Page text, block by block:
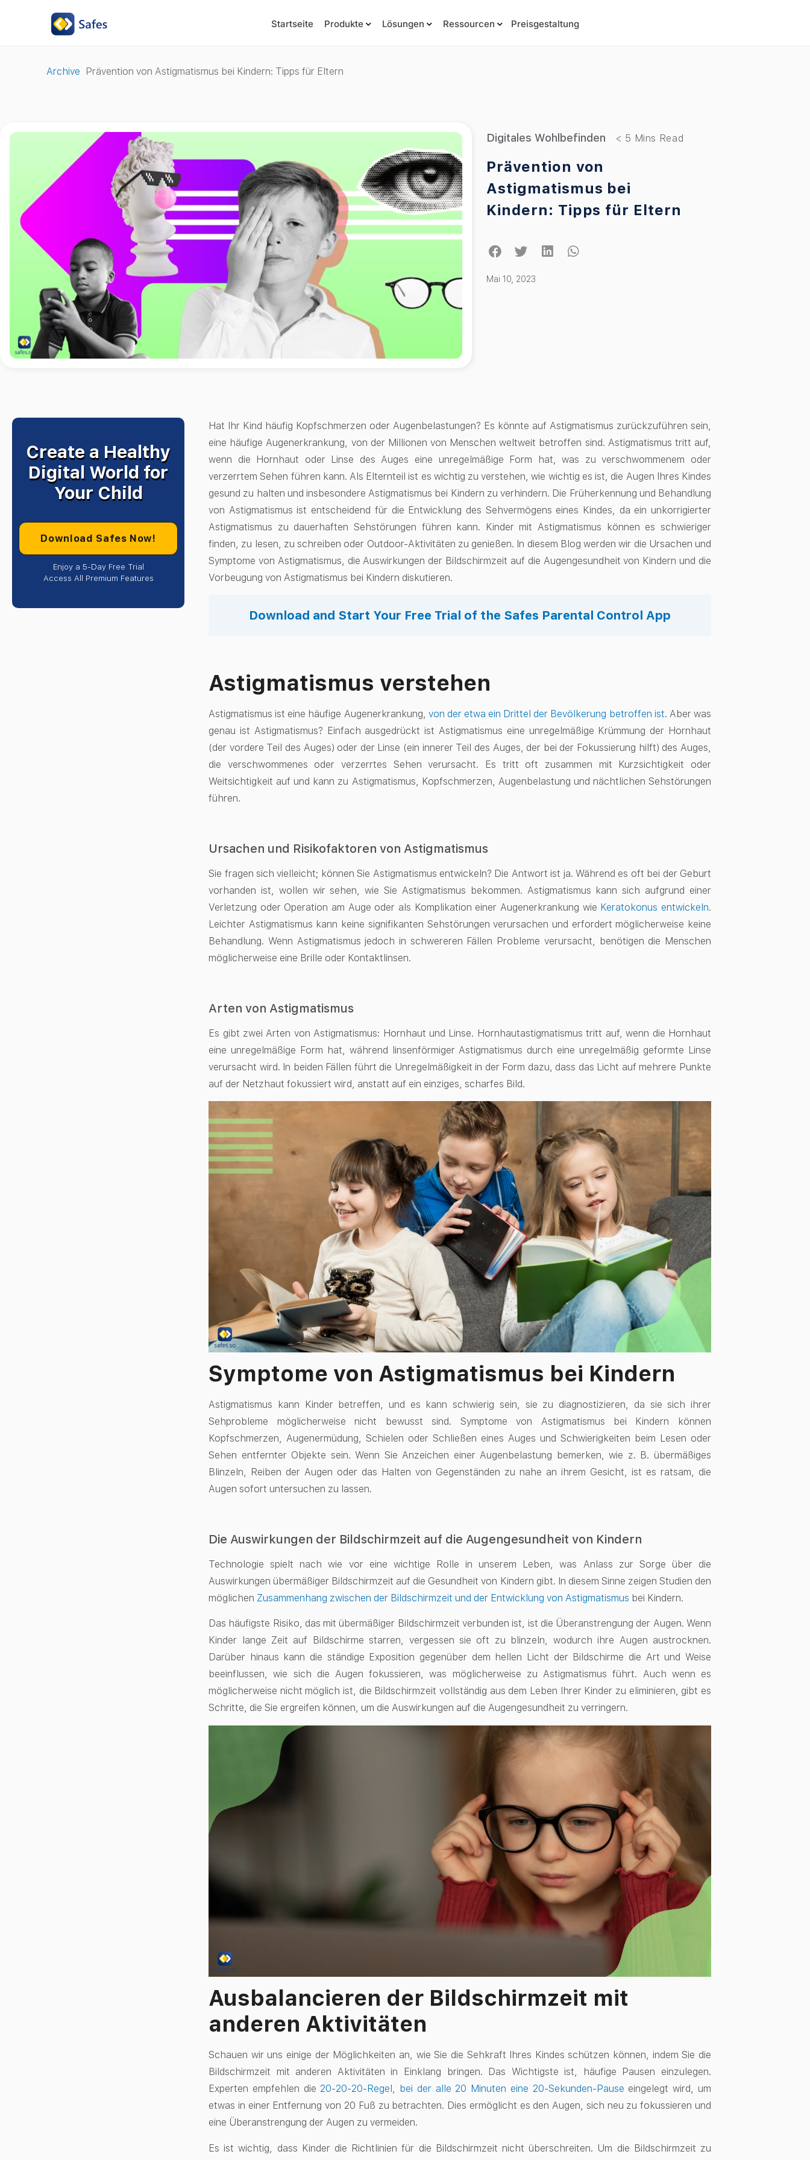
Startseite Produkte Lösungen Ressourcen Preisgestaltung
Archive Prävention von Astigmatismus bei Kindern: Tipps für Eltern
Digitales Wohlbefinden
Prävention von
Astigmatismus bei
Kindern: Tipps für Eltern
Mai 10, 2023
Create a Healthy
Digital World for
Your Child
Download Safes Now!
Enjoy a 5-Day Free Trial
Access All Premium Features
Hat Ihr Kind häufig Kopfschmerzen oder Augenbelastungen? Es könnte auf Astigmatismus zurückzuführen sein,
eine häufige Augenerkrankung, von der Millionen von Menschen weltweit betroffen sind. Astigmatismus tritt auf,
wenn die Hornhaut oder Linse des Auges eine unregelmäßige Form hat, was zu verschwommenem oder
verzerrtem Sehen führen kann. Als Elternteil ist es wichtig zu verstehen, wie wichtig es ist, die Augen Ihres Kindes
gesund zu halten und insbesondere Astigmatismus bei Kindern zu verhindern. Die Früherkennung und Behandlung
von Astigmatismus ist entscheidend für die Entwicklung des Sehvermögens eines Kindes, da ein unkorrigierter
Astigmatismus zu dauerhaften Sehstörungen führen kann. Kinder mit Astigmatismus können es schwieriger
finden, zu lesen, zu schreiben oder Outdoor-Aktivitäten zu genießen. In diesem Blog werden wir die Ursachen und
Symptome von Astigmatismus, die Auswirkungen der Bildschirmzeit auf die Augengesundheit von Kindern und die
Vorbeugung von Astigmatismus bei Kindern diskutieren.
Download and Start Your Free Trial of the Safes Parental Control App
Astigmatismus verstehen
Astigmatismus ist eine häufige Augenerkrankung, von der etwa ein Drittel der Bevölkerung betroffen ist. Aber was
genau ist Astigmatismus? Einfach ausgedrückt ist Astigmatismus eine unregelmäßige Krümmung der Hornhaut
(der vordere Teil des Auges) oder der Linse (ein innerer Teil des Auges, der bei der Fokussierung hilft) des Auges,
die verschwommenes oder verzerrtes Sehen verursacht. Es tritt oft zusammen mit Kurzsichtigkeit oder
Weitsichtigkeit auf und kann zu Astigmatismus, Kopfschmerzen, Augenbelastung und nächtlichen Sehstörungen
führen.
Ursachen und Risikofaktoren von Astigmatismus
Sie fragen sich vielleicht; können Sie Astigmatismus entwickeln? Die Antwort ist ja. Während es oft bei der Geburt
vorhanden ist, wollen wir sehen, wie Sie Astigmatismus bekommen. Astigmatismus kann sich aufgrund einer
Verletzung oder Operation am Auge oder als Komplikation einer Augenerkrankung wie Keratokonus entwickeln.
Leichter Astigmatismus kann keine signifikanten Sehstörungen verursachen und erfordert möglicherweise keine
Behandlung. Wenn Astigmatismus jedoch in schwereren Fällen Probleme verursacht, benötigen die Menschen
möglicherweise eine Brille oder Kontaktlinsen.
Arten von Astigmatismus
Es gibt zwei Arten von Astigmatismus: Hornhaut und Linse. Hornhautastigmatismus tritt auf, wenn die Hornhaut
eine unregelmäßige Form hat, während linsenförmiger Astigmatismus durch eine unregelmäßig geformte Linse
verursacht wird. In beiden Fällen führt die Unregelmäßigkeit in der Form dazu, dass das Licht auf mehrere Punkte
auf der Netzhaut fokussiert wird, anstatt auf ein einziges, scharfes Bild.
Symptome von Astigmatismus bei Kindern
Astigmatismus kann Kinder betreffen, und es kann schwierig sein, sie zu diagnostizieren, da sie sich ihrer
Sehprobleme möglicherweise nicht bewusst sind. Symptome von Astigmatismus bei Kindern können
Kopfschmerzen, Augenermüdung, Schielen oder Schließen eines Auges und Schwierigkeiten beim Lesen oder
Sehen entfernter Objekte sein. Wenn Sie Anzeichen einer Augenbelastung bemerken, wie z. B. übermäßiges
Blinzeln, Reiben der Augen oder das Halten von Gegenständen zu nahe an ihrem Gesicht, ist es ratsam, die
Augen sofort untersuchen zu lassen.
Die Auswirkungen der Bildschirmzeit auf die Augengesundheit von Kindern
Technologie spielt nach wie vor eine wichtige Rolle in unserem Leben, was Anlass zur Sorge über die
Auswirkungen übermäßiger Bildschirmzeit auf die Gesundheit von Kindern gibt. In diesem Sinne zeigen Studien den
möglichen Zusammenhang zwischen der Bildschirmzeit und der Entwicklung von Astigmatismus bei Kindern.
Das häufigste Risiko, das mit übermäßiger Bildschirmzeit verbunden ist, ist die Überanstrengung der Augen. Wenn
Kinder lange Zeit auf Bildschirme starren, vergessen sie oft zu blinzeln, wodurch ihre Augen austrocknen.
Darüber hinaus kann die ständige Exposition gegenüber dem hellen Licht der Bildschirme die Art und Weise
beeinflussen, wie sich die Augen fokussieren, was möglicherweise zu Astigmatismus führt. Auch wenn es
möglicherweise nicht möglich ist, die Bildschirmzeit vollständig aus dem Leben Ihrer Kinder zu eliminieren, gibt es
Schritte, die Sie ergreifen können, um die Auswirkungen auf die Augengesundheit zu verringern.
Ausbalancieren der Bildschirmzeit mit
anderen Aktivitäten
Schauen wir uns einige der Möglichkeiten an, wie Sie die Sehkraft Ihres Kindes schützen können, indem Sie die
Bildschirmzeit mit anderen Aktivitäten in Einklang bringen. Das Wichtigste ist, häufige Pausen einzulegen.
Experten empfehlen die20-20-20-Regel, bei der alle 20 Minuten eine 20-Sekunden-Pause eingelegt wird, um
etwas in einer Entfernung von 20 Fuß zu betrachten. Dies ermöglicht es den Augen, sich neu zu fokussieren und
eine Überanstrengung der Augen zu vermeiden.
Es ist wichtig, dass Kinder die Richtlinien für die Bildschirmzeit nicht überschreiten. Um die Bildschirmzeit zu